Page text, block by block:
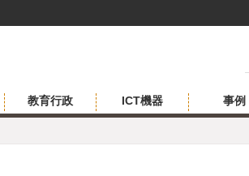
教育行政 ICT機器 事例